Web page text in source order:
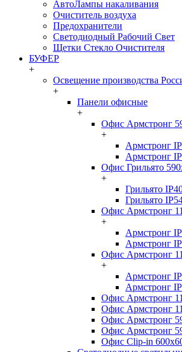
АвтоЛампы накаливания
Очиститель воздуха
Предохранители
Светодиодный Рабочий Свет
Щетки Стекло Очистителя
БУФЕР
+
Освещение производства
+
Панели офисные
+
Офис Армстронг
+
Армстронг
Армстронг
Офис Грильято
+
Грильято
Грильято
Офис Армстронг
+
Армстронг
Армстронг
Офис Армстронг
+
Армстронг
Армстронг
Офис Армстронг
Офис Армстронг
Офис Армстронг
Офис Армстронг
Офис Clip-in